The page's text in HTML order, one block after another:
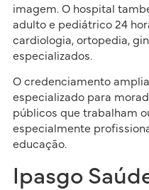
imagem. O hospital
adulto e pediátrico 24
cardiologia, ortopedia,
especializados.
O credenciamento
especializado para
públicos que trabalham
especialmente
educação.
Ipasgo